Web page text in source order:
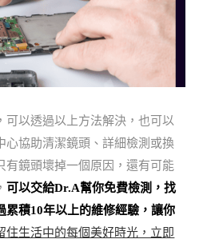
可以透過以上方法解決，也可以
心協助清潔鏡頭、詳細檢測或換
有鏡頭壞掉一個原因，還有可能
可以交給Dr.A幫你免費檢測，找
累積10年以上的維修經驗，讓你
住生活中的每個美好時光，立即